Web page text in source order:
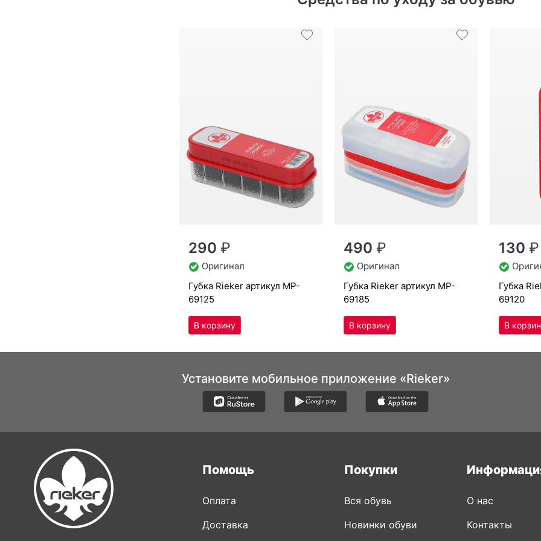
290 ₽
Оригинал
губ­ка Ri­eker артикул MP-
69125
490 ₽
Оригинал
губ­ка Ri­eker артикул MP-
69185
130 ₽
губ­ка
69120
Установите мобильное приложение «Rieker»
Помощь
Оплата
Доставка
Покупки
Вся обувь
Новинки обуви
О нас
Контакты